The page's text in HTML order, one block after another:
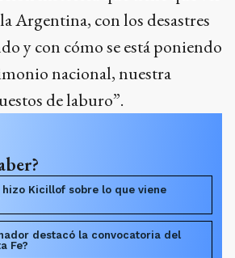
Argentina, con los desastres
y con cómo se está poniendo
nacional, nuestra
de laburo”.
hizo Kicillof sobre lo que viene
destacó la convocatoria del
Fe?